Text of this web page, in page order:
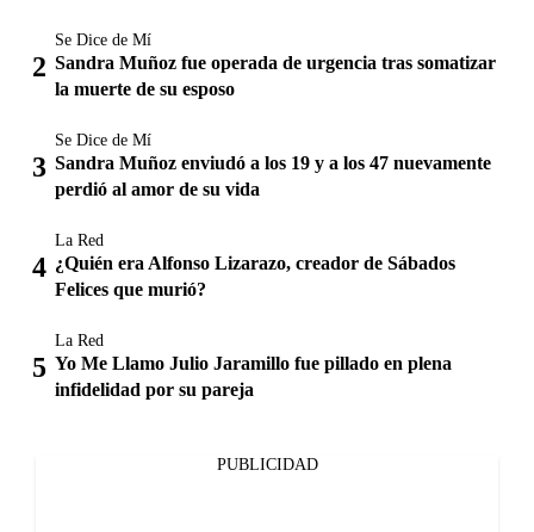
Se Dice de Mí
Sandra Muñoz fue operada de urgencia tras somatizar
la muerte de su esposo
Se Dice de Mí
Sandra Muñoz enviudó a los 19 y a los 47 nuevamente
perdió al amor de su vida
La Red
¿Quién era Alfonso Lizarazo, creador de Sábados
Felices que murió?
La Red
Yo Me Llamo Julio Jaramillo fue pillado en plena
infidelidad por su pareja
PUBLICIDAD